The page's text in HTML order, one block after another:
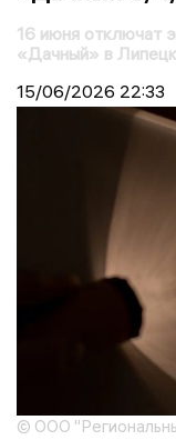
16 июня отключат
«Дачный» в
15/06/2026 22:33
© ООО